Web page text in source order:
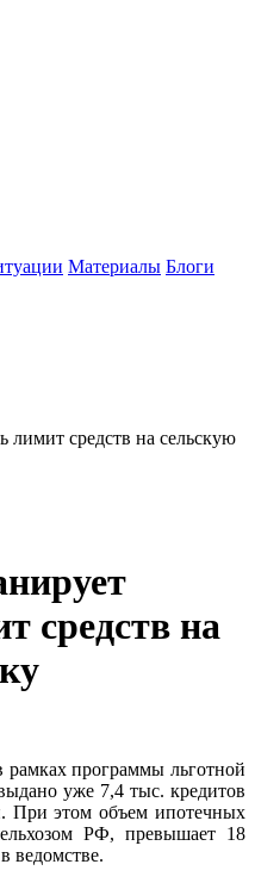
Материалы Блоги
лимит средств на сельскую
средств на
программы льготной
уже 7,4 тыс. кредитов
При этом объем ипотечных
РФ, превышает 18
ведомстве.